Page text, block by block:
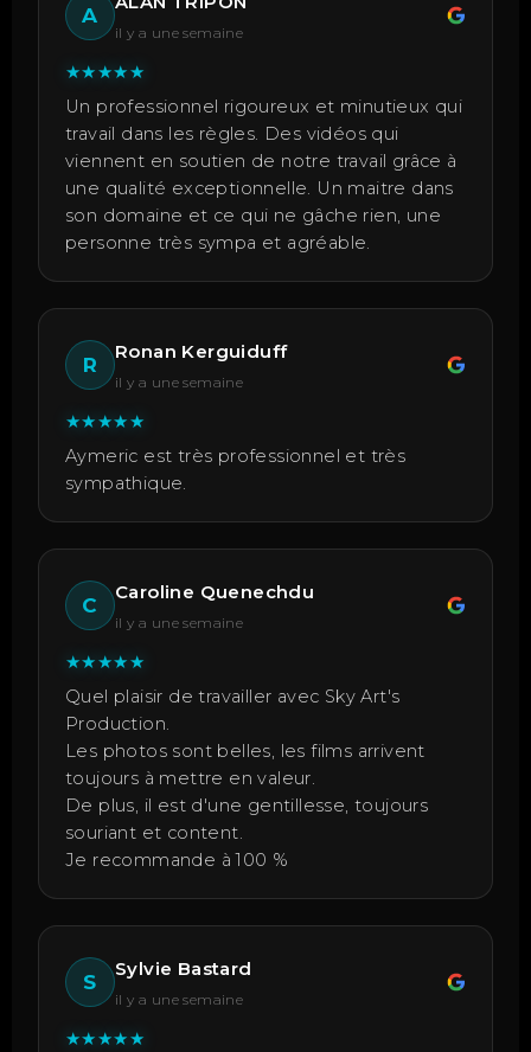
A
il y a une semaine
★★★★★
Un professionnel rigoureux et minutieux qui
travail dans les règles. Des vidéos qui
viennent en soutien de notre travail grâce à
une qualité exceptionnelle. Un maitre dans
son domaine et ce qui ne gâche rien, une
personne très sympa et agréable.
R
Ronan Kerguiduff
il y a une semaine
★★★★★
Aymeric est très professionnel et très
sympathique.
C
Caroline Quenechdu
il y a une semaine
★★★★★
Quel plaisir de travailler avec Sky Art's
Production.
Les photos sont belles, les films arrivent
toujours à mettre en valeur.
De plus, il est d'une gentillesse, toujours
souriant et content.
Je recommande à 100 %
S
Sylvie Bastard
il y a une semaine
★★★★★